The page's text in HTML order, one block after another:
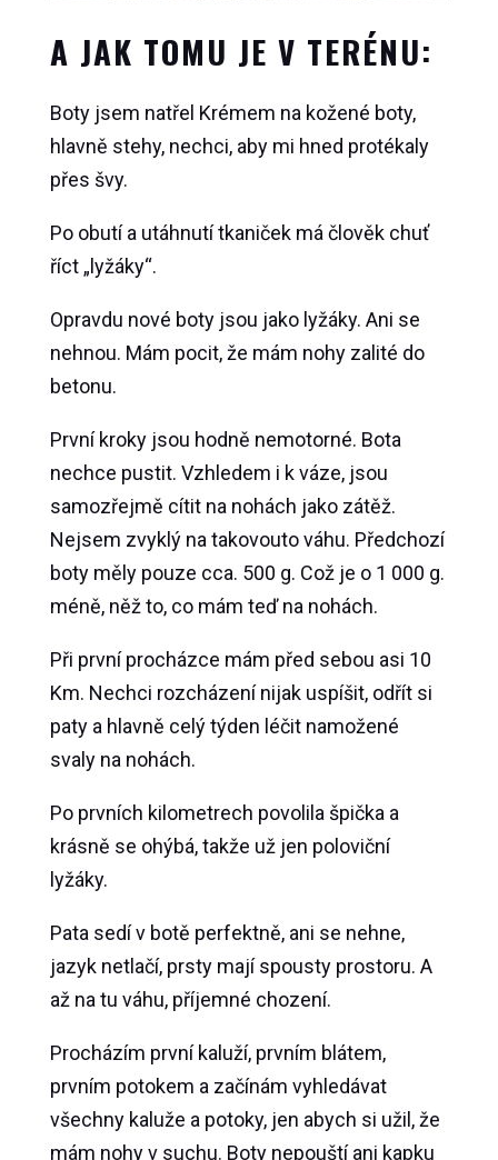
A JAK TOMU JE V TERÉNU:
Boty jsem natřel Krémem na kožené boty,
hlavně stehy, nechci, aby mi hned protékaly
přes švy.
Po obutí a utáhnutí tkaniček má člověk chuť
říct „lyžáky“.
Opravdu nové boty jsou jako lyžáky. Ani se
nehnou. Mám pocit, že mám nohy zalité do
betonu.
První kroky jsou hodně nemotorné. Bota
nechce pustit. Vzhledem i k váze, jsou
samozřejmě cítit na nohách jako zátěž.
Nejsem zvyklý na takovouto váhu. Předchozí
boty měly pouze cca. 500 g. Což je o 1 000 g.
méně, něž to, co mám teď na nohách.
Při první procházce mám před sebou asi 10
Km. Nechci rozcházení nijak uspíšit, odřít si
paty a hlavně celý týden léčit namožené
svaly na nohách.
Po prvních kilometrech povolila špička a
krásně se ohýbá, takže už jen poloviční
lyžáky.
Pata sedí v botě perfektně, ani se nehne,
jazyk netlačí, prsty mají spousty prostoru. A
až na tu váhu, příjemné chození.
Procházím první kaluží, prvním blátem,
prvním potokem a začínám vyhledávat
všechny kaluže a potoky, jen abych si užil, že
mám nohy v suchu. Boty nepouští ani kapku